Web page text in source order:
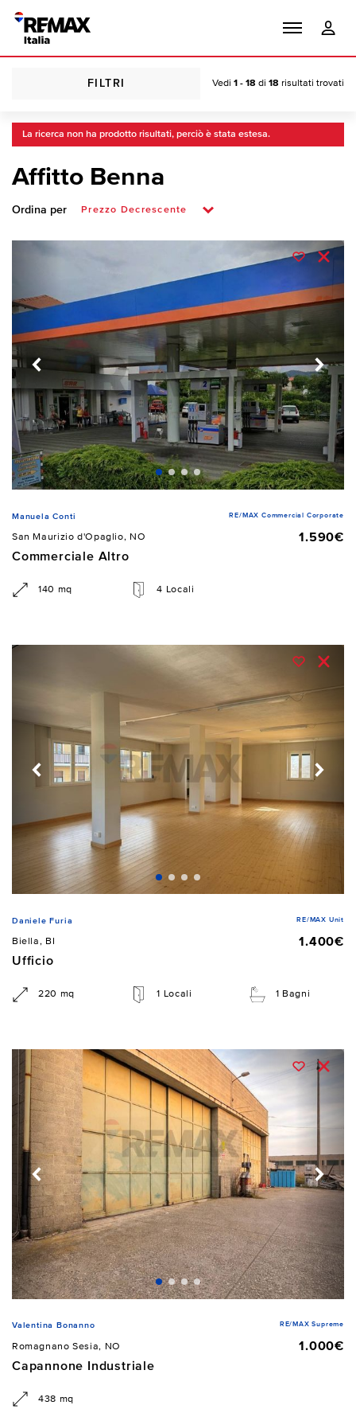
FILTRI Vedi 1 - 18 di 18 risultati trovati
La ricerca non ha prodotto risultati, perciò è stata estesa.
Affitto Benna
Ordina per
Manuela Conti RE/MAX Commercial Corporate
San Maurizio d'Opaglio, NO
1.590€
Commerciale Altro
140 mq 4 Locali
Daniele Furia RE/MAX Unit
Biella, BI
1.400€
Ufficio
220 mq 1 Locali 1 Bagni
Valentina Bonanno RE/MAX Supreme
Romagnano Sesia, NO
1.000€
Capannone Industriale
438 mq